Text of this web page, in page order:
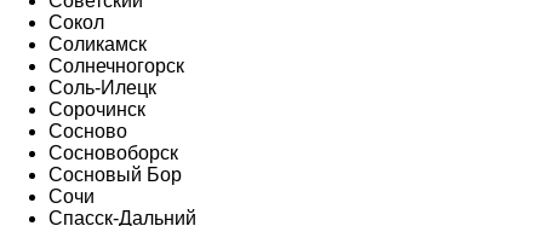
Сокол
Соликамск
Солнечногорск
Соль-Илецк
Сорочинск
Сосново
Сосновоборск
Сосновый Бор
Сочи
Спасск-Дальний